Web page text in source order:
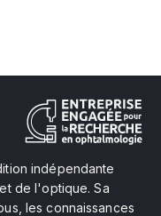
indépendante
de l'optique. Sa
les connaissances